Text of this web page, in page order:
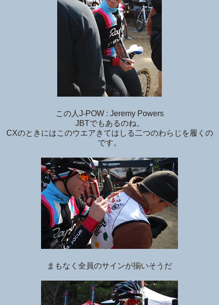
この人J-POW : Jeremy Powers
JBTでもあるのね。
CXのときにはこのウエアきてはしる二つのわらじを履くの
です。
まもなく全員のサインが揃いそうだ